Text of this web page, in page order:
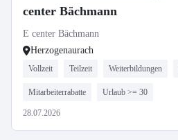
center Bächmann
E center Bächmann
Herzogenaurach
Vollzeit Teilzeit Weiterbildungen
Mitarbeiterrabatte Urlaub >= 30
28.07.2026